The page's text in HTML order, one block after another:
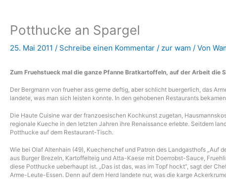
Potthucke an Spargel
25. Mai 2011 / Schreibe einen Kommentar / zur wam / Von
Zum Fruehstueck mal die ganze Pfanne Bratkartoffeln, auf der Arbeit die
Der Bergmann von frueher ass gerne deftig, aber schlicht buergerlich, das
landete, was man sich leisten konnte. In den gehobenen Restaurants
Die Haute Cuisine war der franzoesischen Kochkunst zugetan,
regionale Kueche in den letzten Jahren ihre Renaissance erlebte. Seitdem
Potthucke auf dem Restaurant-Tisch.
Wie bei Olaf Altenhain (49), Kuechenchef und Patron des Landgasthofs „Auf
aus Burger Brezeln, Kartoffelteig und Atta-Kaese mit Doerrobst-Sauce,
diese Potthucke ueberhaupt ist. „Das ist das, was im Topf hockt“, sagt der
Arme-Leute-Essen. Denn auf dem Herd landete nur, was die karge